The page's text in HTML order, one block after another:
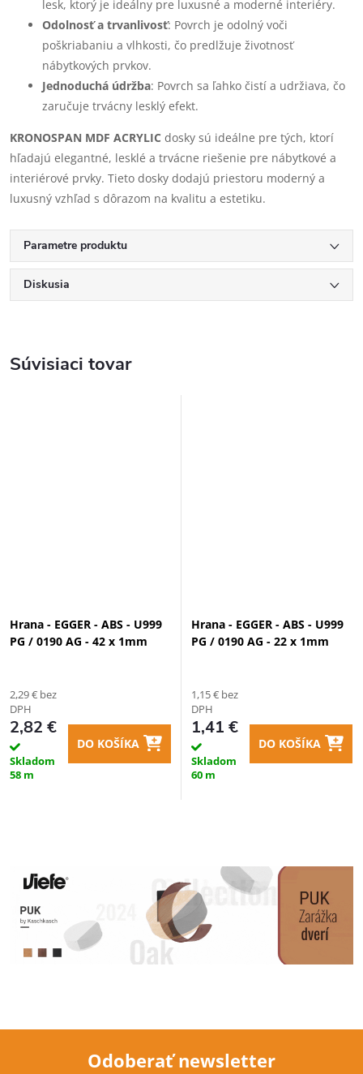
lesk, ktorý je ideálny pre luxusné a moderné interiéry.
Odolnosť a trvanlivosť: Povrch je odolný voči
poškriabaniu a vlhkosti, čo predlžuje životnosť
nábytkových prvkov.
Jednoduchá údržba: Povrch sa ľahko čistí a udržiava, čo
zaručuje trvácny lesklý efekt.
KRONOSPAN MDF ACRYLIC dosky sú ideálne pre tých, ktorí
hľadajú elegantné, lesklé a trvácne riešenie pre nábytkové a
interiérové prvky. Tieto dosky dodajú priestoru moderný a
luxusný vzhľad s dôrazom na kvalitu a estetiku.
Parametre produktu
Diskusia
Súvisiaci tovar
Hrana - EGGER - ABS - U999
PG / 0190 AG - 42 x 1mm
2,29 € bez
DPH
2,82 €
Skladom
58 m
DO KOŠÍKA
Hrana - EGGER - ABS - U999
PG / 0190 AG - 22 x 1mm
1,15 € bez
DPH
1,41 €
Skladom
60 m
DO KOŠÍKA
Odoberať newsletter